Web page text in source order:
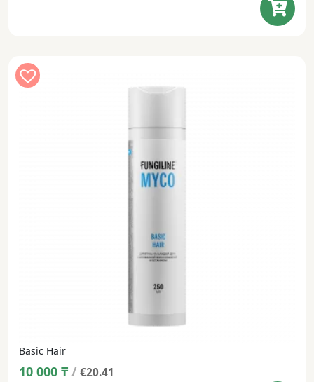
Basic Hair
10 000 ₸ / €20.41